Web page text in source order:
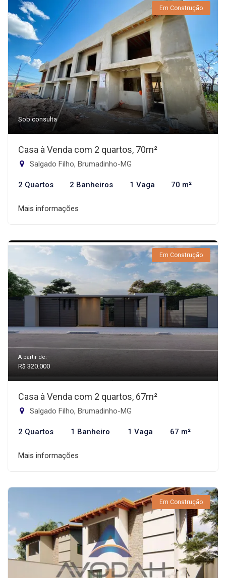
Em Construção
Sob consulta
Casa à Venda com 2 quartos, 70m²
Salgado Filho, Brumadinho-MG
2 Quartos 2 Banheiros 1 Vaga 70 m²
Mais informações
Em Construção
A partir de:
R$ 320.000
Casa à Venda com 2 quartos, 67m²
Salgado Filho, Brumadinho-MG
2 Quartos 1 Banheiro 1 Vaga 67 m²
Mais informações
Em Construção